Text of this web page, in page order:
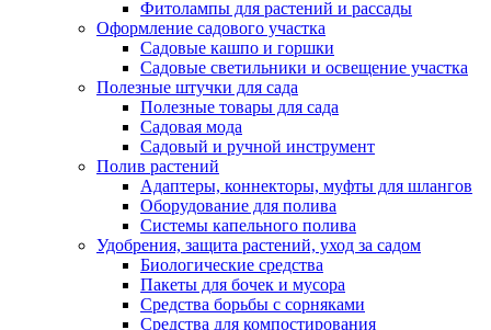
Фитолампы для растений и рассады
Оформление садового участка
Садовые кашпо и горшки
Садовые светильники и освещение участка
Полезные штучки для сада
Полезные товары для сада
Садовая мода
Садовый и ручной инструмент
Полив растений
Адаптеры, коннекторы, муфты для шлангов
Оборудование для полива
Системы капельного полива
Удобрения, защита растений, уход за садом
Биологические средства
Пакеты для бочек и мусора
Средства борьбы с сорняками
Средства для компостирования